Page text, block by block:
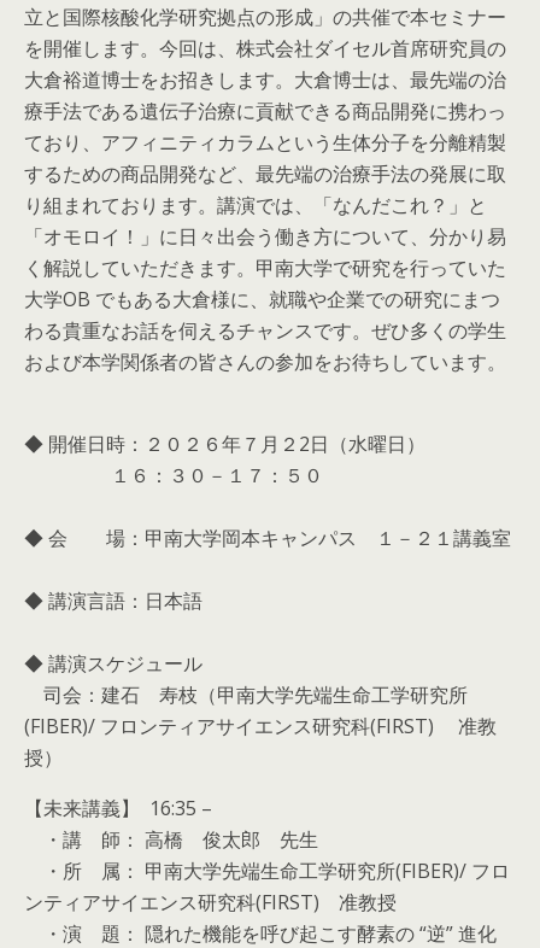
立と国際核酸化学研究拠点の形成」の共催で本セミナー
を開催します。今回は、株式会社ダイセル首席研究員の
大倉裕道博士をお招きします。大倉博士は、最先端の治
療手法である遺伝子治療に貢献できる商品開発に携わっ
ており、アフィニティカラムという生体分子を分離精製
するための商品開発など、最先端の治療手法の発展に取
り組まれております。講演では、「なんだこれ？」と
「オモロイ！」に日々出会う働き方について、分かり易
く解説していただきます。甲南大学で研究を行っていた
大学OB でもある大倉様に、就職や企業での研究にまつ
わる貴重なお話を伺えるチャンスです。ぜひ多くの学生
および本学関係者の皆さんの参加をお待ちしています。
◆ 開催日時：２０２６年７月２2日（水曜日）
１６：３０－１７：５０
◆ 会 場：甲南大学岡本キャンパス １－２１講義室
◆ 講演言語：日本語
◆ 講演スケジュール
司会：建石 寿枝（甲南大学先端生命工学研究所
(FIBER)/ フロンティアサイエンス研究科(FIRST) 准教
授）
【未来講義】 16:35 –
・講 師： 高橋 俊太郎 先生
・所 属： 甲南大学先端生命工学研究所(FIBER)/ フロ
ンティアサイエンス研究科(FIRST) 准教授
・演 題： 隠れた機能を呼び起こす酵素の “逆” 進化